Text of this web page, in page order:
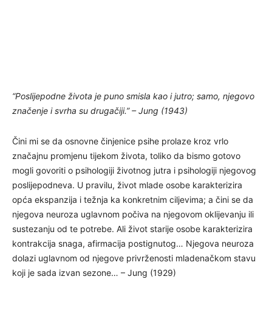
“Poslijepodne života je puno smisla kao i jutro; samo, njegovo
značenje i svrha su drugačiji.” – Jung (1943)
Čini mi se da osnovne činjenice psihe prolaze kroz vrlo
značajnu promjenu tijekom života, toliko da bismo gotovo
mogli govoriti o psihologiji životnog jutra i psihologiji njegovog
poslijepodneva. U pravilu, život mlade osobe karakterizira
opća ekspanzija i težnja ka konkretnim ciljevima; a čini se da
njegova neuroza uglavnom počiva na njegovom oklijevanju ili
sustezanju od te potrebe. Ali život starije osobe karakterizira
kontrakcija snaga, afirmacija postignutog… Njegova neuroza
dolazi uglavnom od njegove privrženosti mladenačkom stavu
koji je sada izvan sezone… – Jung (1929)